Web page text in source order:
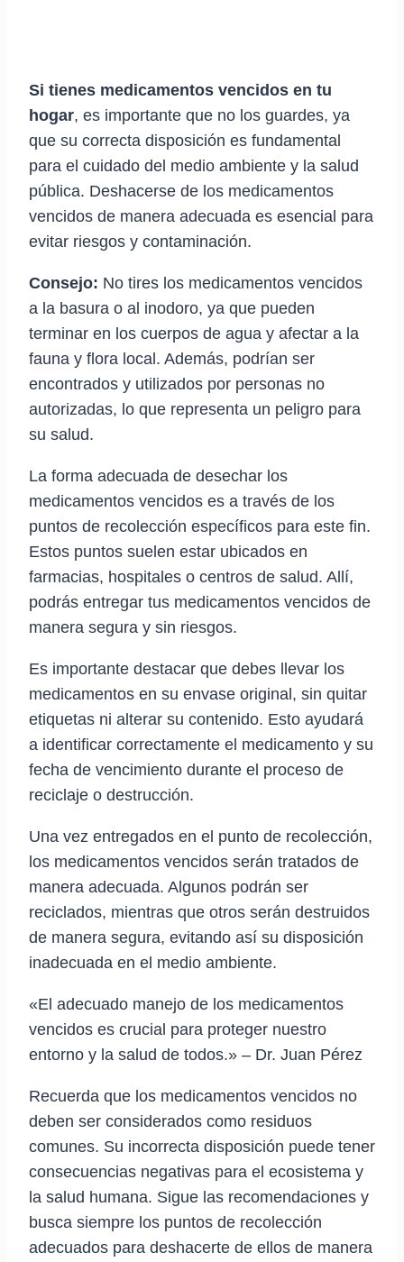
Si tienes medicamentos vencidos en tu
hogar, es importante que no los guardes, ya
que su correcta disposición es fundamental
para el cuidado del medio ambiente y la salud
pública. Deshacerse de los medicamentos
vencidos de manera adecuada es esencial para
evitar riesgos y contaminación.
Consejo: No tires los medicamentos vencidos
a la basura o al inodoro, ya que pueden
terminar en los cuerpos de agua y afectar a la
fauna y flora local. Además, podrían ser
encontrados y utilizados por personas no
autorizadas, lo que representa un peligro para
su salud.
La forma adecuada de desechar los
medicamentos vencidos es a través de los
puntos de recolección específicos para este fin.
Estos puntos suelen estar ubicados en
farmacias, hospitales o centros de salud. Allí,
podrás entregar tus medicamentos vencidos de
manera segura y sin riesgos.
Es importante destacar que debes llevar los
medicamentos en su envase original, sin quitar
etiquetas ni alterar su contenido. Esto ayudará
a identificar correctamente el medicamento y su
fecha de vencimiento durante el proceso de
reciclaje o destrucción.
Una vez entregados en el punto de recolección,
los medicamentos vencidos serán tratados de
manera adecuada. Algunos podrán ser
reciclados, mientras que otros serán destruidos
de manera segura, evitando así su disposición
inadecuada en el medio ambiente.
«El adecuado manejo de los medicamentos
vencidos es crucial para proteger nuestro
entorno y la salud de todos.» – Dr. Juan Pérez
Recuerda que los medicamentos vencidos no
deben ser considerados como residuos
comunes. Su incorrecta disposición puede tener
consecuencias negativas para el ecosistema y
la salud humana. Sigue las recomendaciones y
busca siempre los puntos de recolección
adecuados para deshacerte de ellos de manera